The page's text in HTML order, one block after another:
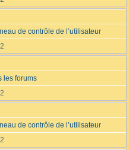
de contrôle de l’utilisateur
les forums
de contrôle de l’utilisateur